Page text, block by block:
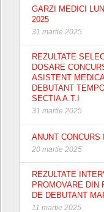
GARZI MEDICI
2025
31 martie 2025
REZULTATE
DOSARE
ASISTENT
DEBUTANT
SECTIA A.T.I
31 martie 2025
ANUNT CONCURS
20 martie 2025
REZULTATE
PROMOVARE DIN
DE DEBUTANT
11 martie 2025